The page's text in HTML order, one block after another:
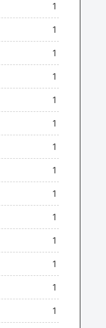
1
1
1
1
1
1
1
1
1
1
1
1
1
1